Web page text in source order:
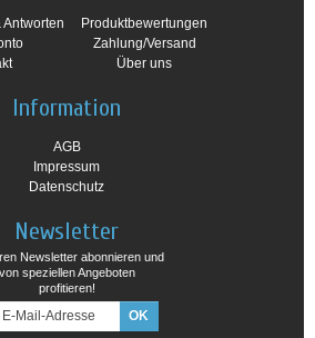
Antworten
Produktbewertungen
Zahlung/Versand
Über uns
Information
AGB
Impressum
Datenschutz
Newsletter
Newsletter abonnieren und
von speziellen Angeboten
profitieren!